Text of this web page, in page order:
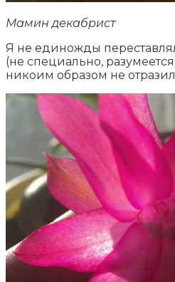
Мамин декабрист
Я не единожды
(не специально,
никоим образом не